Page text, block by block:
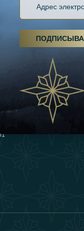
UAE
Пешие
становятся
03 April 2025
Зимние
10 March 2025